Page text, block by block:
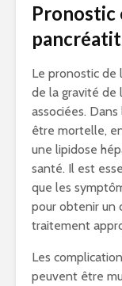
Pronostic
Le pronostic de
de la gravité de
associées.
être mortelle,
une lipidose
santé. Il est
que les
pour obtenir un
traitement
Les
peuvent être